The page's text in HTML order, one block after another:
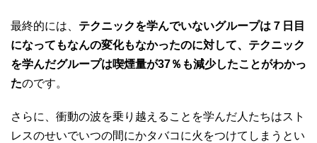
最終的には、 テクニックを学んでいないグループは７日目
になってもなんの変化もなかったのに対して、テクニック
を学んだグループは喫煙量が37％も減少したことがわかっ
たのです。
さらに、衝動の波を乗り越えることを学んだ人たちはスト
レスのせいでいつの間にかタバコに火をつけてしまうとい